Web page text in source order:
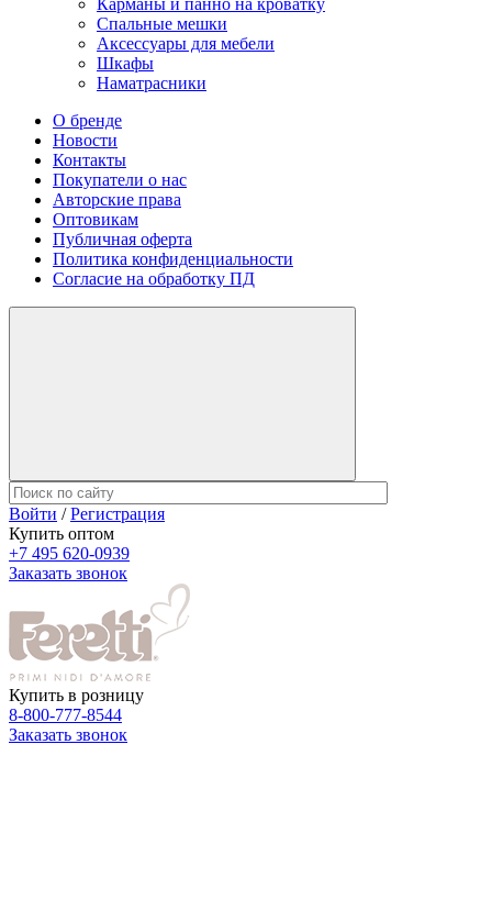
Карманы и панно на кроватку
Спальные мешки
Аксессуары для мебели
Шкафы
Наматрасники
О бренде
Новости
Контакты
Покупатели о нас
Авторские права
Оптовикам
Публичная оферта
Политика конфиденциальности
Согласие на обработку ПД
Войти /Регистрация
Купить оптом
+7 495 620-0939
Заказать звонок
Купить в розницу
8-800-777-8544
Заказать звонок